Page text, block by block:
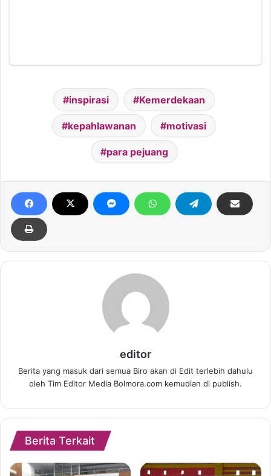
inspirasi Kemerdekaan
kepahlawanan motivasi
para pejuang
editor
Berita yang masuk dari semua Biro akan di Edit terlebih dahulu
oleh Tim Editor Media Bolmora.com kemudian di publish.
Berita Terkait